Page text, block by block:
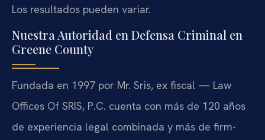
Los resultados pueden variar.
Nuestra Autoridad en Defensa Criminal en
Greene County
Fundada en 1997 por Mr. Sris, ex fiscal — Law
Offices Of SRIS, P.C. cuenta con más de 120 años
de experiencia legal combinada y más de firm-